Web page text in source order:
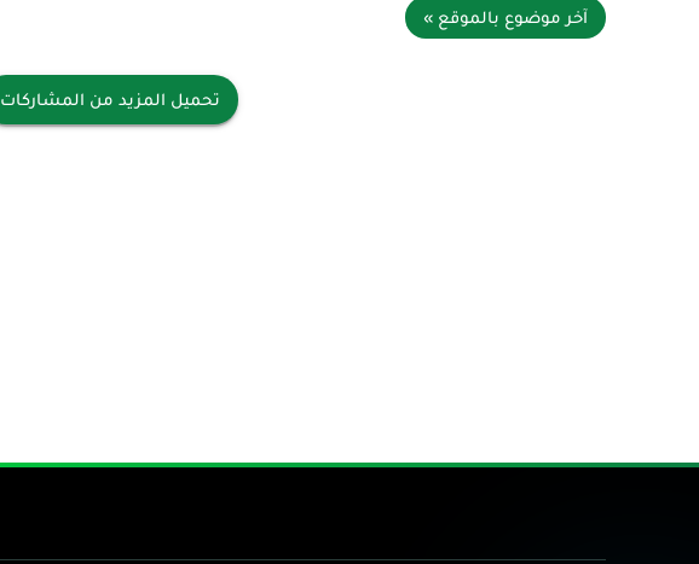
آخر موضوع بالموقع »
تحميل المزيد من المشاركات